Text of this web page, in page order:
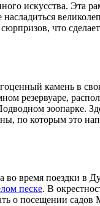
искусства. Эта
что
камень в
резервуаре,
зоопарке.
по которым это
во время поездки в
песке. В
о посещении